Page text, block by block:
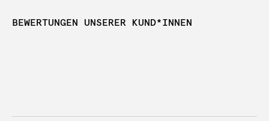
BEWERTUNGEN UNSERER KUND*INNEN